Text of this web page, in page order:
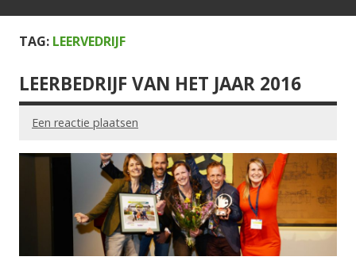
TAG: LEERVEDRIJF
LEERBEDRIJF VAN HET JAAR 2016
Een reactie plaatsen